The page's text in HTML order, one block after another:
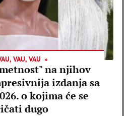
VAU, VAU
na njihov
izdanja sa
o kojima će se
dugo